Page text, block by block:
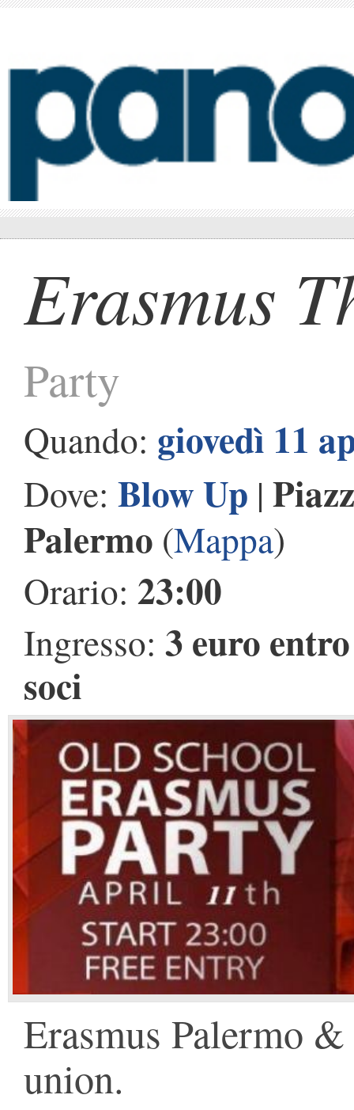
Erasmus
Party
Quando: giovedì 11
Dove: Blow Up |
Palermo (Mappa)
Orario: 23:00
Ingresso: 3 euro
soci
Erasmus Palermo
union.